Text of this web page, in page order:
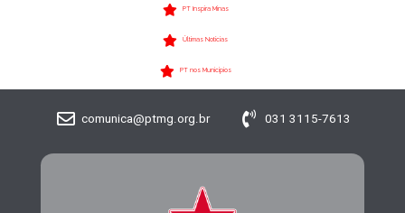
PT Inspira Minas
Últimas Notícias
PT nos Municípios
comunica@ptmg.org.br 031 3115-7613